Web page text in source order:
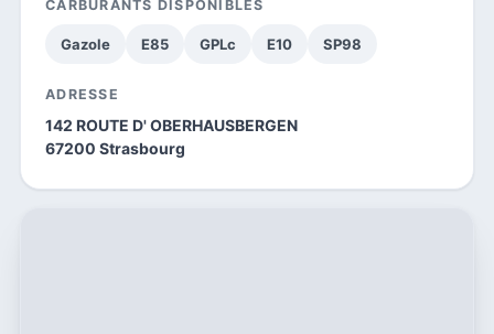
CARBURANTS DISPONIBLES
Gazole E85 GPLc E10 SP98
ADRESSE
142 ROUTE D' OBERHAUSBERGEN
67200 Strasbourg